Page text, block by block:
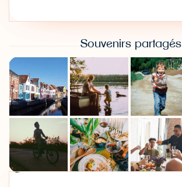
Souvenirs partagés